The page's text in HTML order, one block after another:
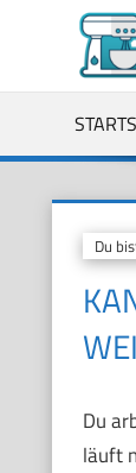
springen
Du
Du
läuft